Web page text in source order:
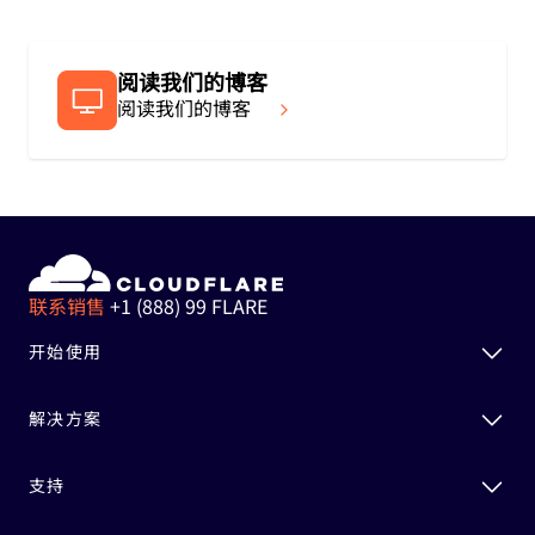
阅读我们的博客
阅读我们的博客
联系销售 +1 (888) 99 FLARE
开始使用
解决方案
支持